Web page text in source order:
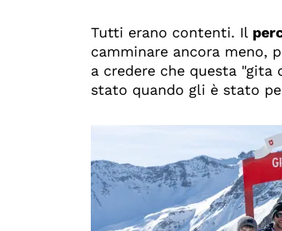
Tutti erano contenti. Il
camminare ancora meno,
a credere che questa
stato quando gli è stato